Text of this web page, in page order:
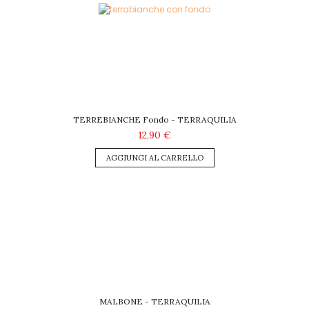
TERREBIANCHE Fondo - TERRAQUILIA
12,90 €
AGGIUNGI AL CARRELLO
MALBONE - TERRAQUILIA